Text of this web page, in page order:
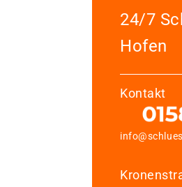
24/7
Hofen
Kontakt